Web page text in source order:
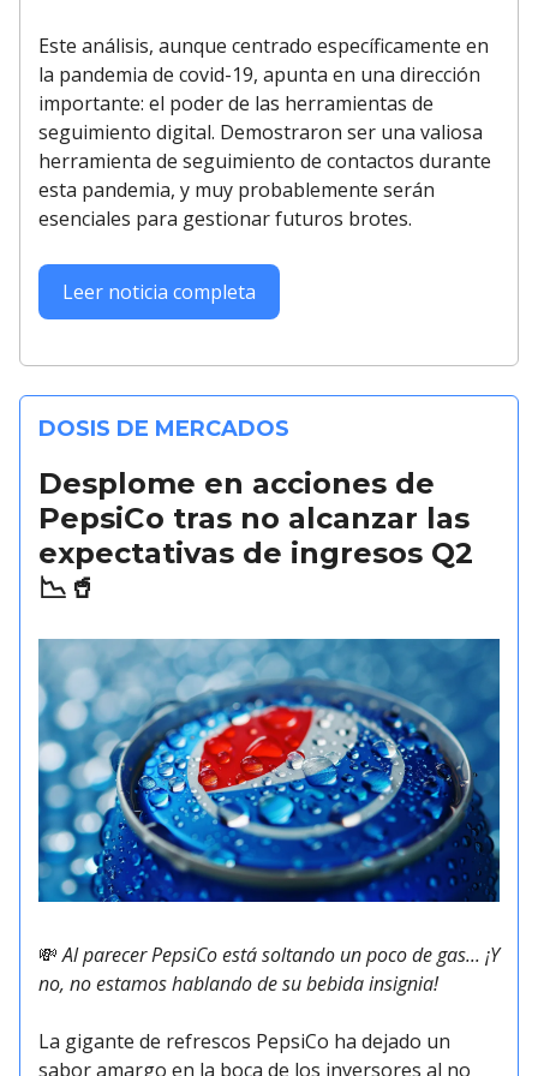
Este análisis, aunque centrado específicamente en
la pandemia de covid-19, apunta en una dirección
importante: el poder de las herramientas de
seguimiento digital. Demostraron ser una valiosa
herramienta de seguimiento de contactos durante
esta pandemia, y muy probablemente serán
esenciales para gestionar futuros brotes.
Leer noticia completa
DOSIS DE MERCADOS
Desplome en acciones de
PepsiCo tras no alcanzar las
expectativas de ingresos Q2
📉🥤
💸Al parecer PepsiCo está soltando un poco de gas... ¡Y
no, no estamos hablando de su bebida insignia!
La gigante de refrescos PepsiCo ha dejado un
sabor amargo en la boca de los inversores al no